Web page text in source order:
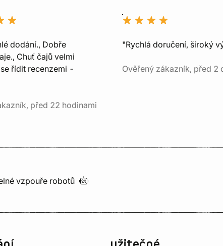
dodání., Dobře
Chuť čajů velmi
řídit recenzemi -
před 22 hodinami
"Rychlá doručení, široký
Ověřený zákazník, před 2
vzpouře robotů